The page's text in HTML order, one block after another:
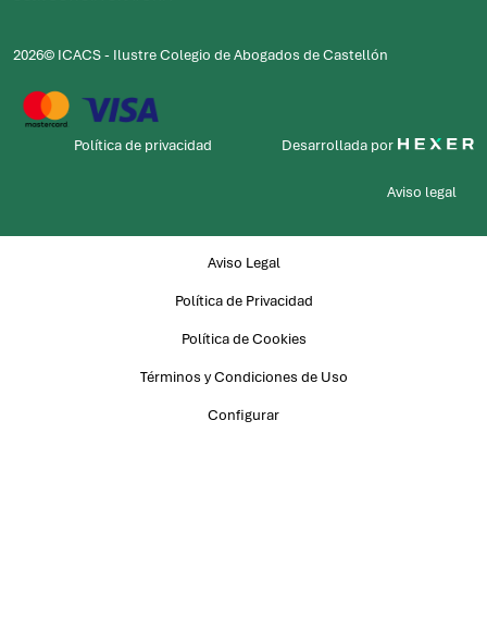
2026© ICACS - Ilustre Colegio de Abogados de Castellón
Desarrollada por
Política de privacidad
Aviso legal
Aviso Legal
Política de Privacidad
Política de Cookies
Términos y Condiciones de Uso
Configurar